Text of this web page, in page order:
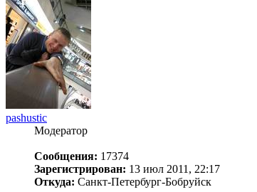
pashustic
Модератор
Сообщения: 17374
Зарегистрирован: 13 июл 2011, 22:17
Откуда: Санкт-Петербург-Бобруйск